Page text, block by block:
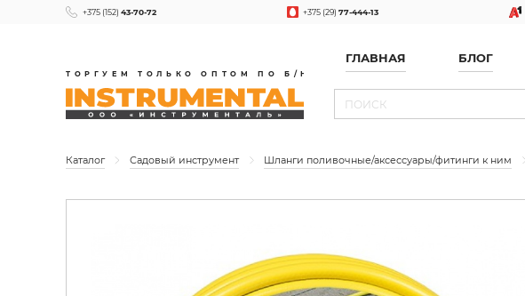
+375 (152) 43-70-72 +375 (29)77-444-13
ТОРГУЕМ ТОЛЬКО ОПТОМ ПО Б/Н
ГЛАВНАЯ БЛОГ
Каталог Садовый инструмент Шланги поливочные/аксессуары/фитинги к ним